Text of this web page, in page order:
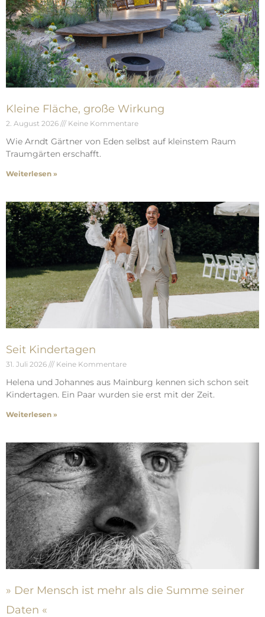
Kleine Fläche, große Wirkung
2. August 2026 Keine Kommentare
Wie Arndt Gärtner von Eden selbst auf kleinstem Raum
Traumgärten erschafft.
Weiterlesen »
Seit Kindertagen
31. Juli 2026 Keine Kommentare
Helena und Johannes aus Mainburg kennen sich schon seit
Kindertagen. Ein Paar wurden sie erst mit der Zeit.
Weiterlesen »
» Der Mensch ist mehr als die Summe seiner
Daten «